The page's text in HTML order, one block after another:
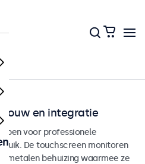
en integratie
voor professionele
De touchscreen monitoren
metalen behuizing waarmee ze